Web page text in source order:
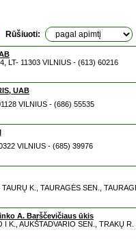
Rūšiuoti:
LT- 11303 VILNIUS - (613) 60216
UAB
VILNIUS - (686) 55535
VILNIUS - (685) 39976
TAURŲ K., TAURAGĖS SEN.,
A. Barščevičiaus ūkis
I K., AUKŠTADVARIO SEN., TRAKŲ